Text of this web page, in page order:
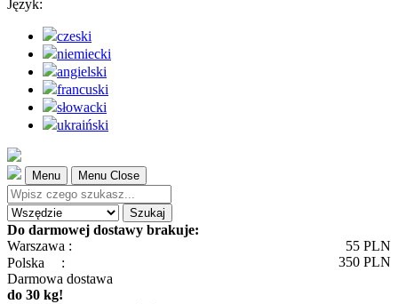
Język:
czeski
niemiecki
angielski
francuski
słowacki
ukraiński
Menu Menu Close
Szukaj
Do darmowej dostawy brakuje:
Warszawa :
55 PLN
Polska
: 350 PLN
Darmowa dostawa
do 30 kg!